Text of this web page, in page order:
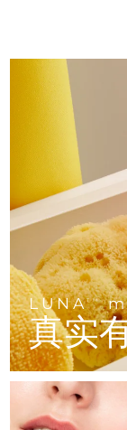
LUNATM
真实
眼
For
牙齿美白
更多的
护肤品
全部购买
冰岛
印度尼西亚
马恩岛
以色列
意大利
日本
泽西岛
哈萨克斯坦